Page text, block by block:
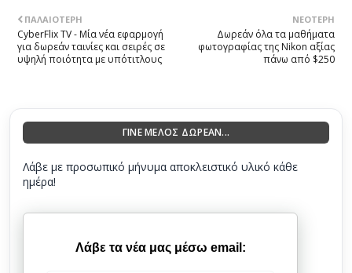
ΝΕΌΤΕΡΗ
Δωρεάν όλα τα μαθήματα
φωτογραφίας της Nikon αξίας
πάνω από $250
ΠΑΛΑΙΌΤΕΡΗ
CyberFlix TV - Μία νέα εφαρμογή
για δωρεάν ταινίες και σειρές σε
υψηλή ποιότητα με υπότιτλους
ΓΙΝΕ ΜΕΛΟΣ ΔΩΡΕΑΝ...
Λάβε με προσωπικό μήνυμα αποκλειστικό υλικό κάθε
ημέρα!
Λάβε τα νέα μας μέσω email: